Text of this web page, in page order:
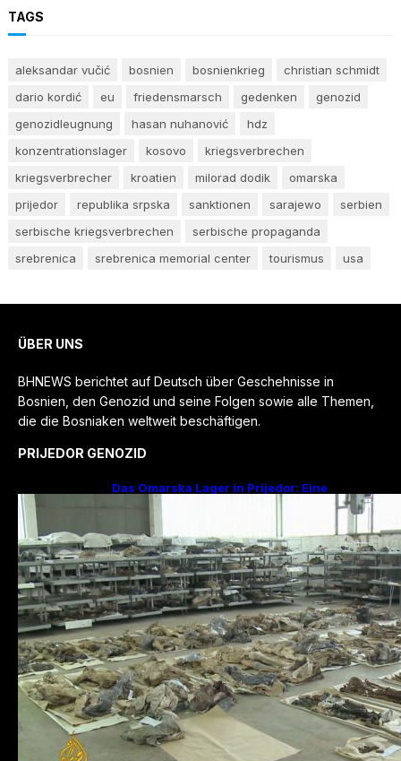
TAGS
aleksandar vučić bosnien bosnienkrieg
christian schmidt
dario kordić
eu friedensmarsch gedenken
genozid
genozidleugnung
hasan nuhanović
hdz
konzentrationslager
kosovo
kriegsverbrechen
kriegsverbrecher
kroatien milorad dodik
omarska
prijedor
republika srpska sanktionen sarajewo
serbien
serbische kriegsverbrechen
serbische propaganda
srebrenica
srebrenica memorial center tourismus usa
ÜBER UNS
BHNEWS berichtet auf Deutsch über Geschehnisse in
Bosnien, den Genozid und seine Folgen sowie alle Themen,
die die Bosniaken weltweit beschäftigen.
PRIJEDOR GENOZID
Das Omarska Lager in Prijedor: Eine
Todesfabrik ohne Krieg